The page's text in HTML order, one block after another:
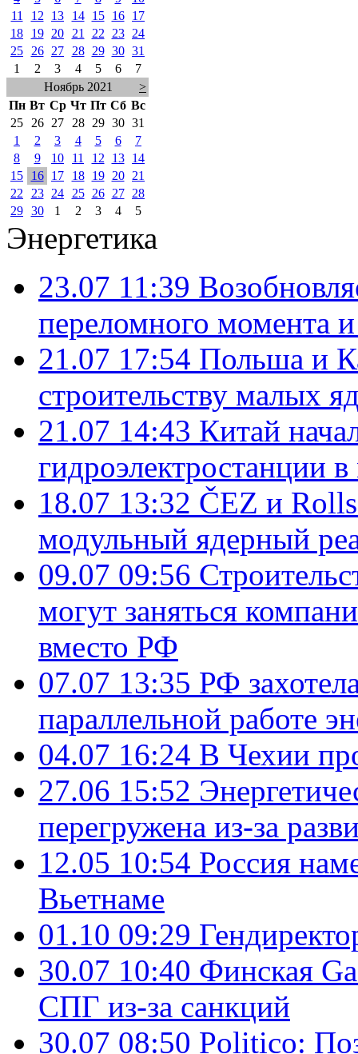
11
12 13 14 15 16
17
18
19 20 21 22 23
24
25
26 27 28 29 30 31
1
2 3 4 5 6
7
Ноябрь 2021
>
Пн Вт Ср Чт Пт Сб Вс
25
26 27 28 29 30 31
1
2 3 4 5 6
7
8
9 10 11 12 13
14
15
16 17 18 19 20
21
22
23 24 25 26 27
28
29 30 1 2 3 4 5
Энергетика
23.07 11:39
переломного момента
21.07 17:54 Польша и
строительству малых
21.07 14:43 Китай
гидроэлектростанции
18.07 13:32 ČEZ и
модульный ядерный
09.07 09:56
могут заняться
вместо РФ
07.07 13:35 РФ
параллельной работе
04.07 16:24 В Чехии
27.06 15:52
перегружена из-за
12.05 10:54 Россия
Вьетнаме
01.10 09:29
30.07 10:40 Финская
СПГ из-за санкций
30.07 08:50 Politico: